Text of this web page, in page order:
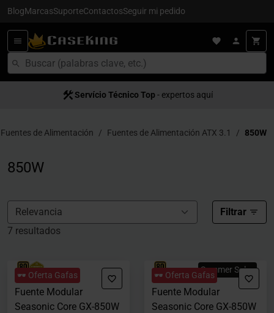
BlogMarcasSuporteContactosSeguir mi pedido
Servício Técnico Top - expertos aquí
Fuentes de Alimentación Fuentes de Alimentación ATX 3.1 850W
850W
Filtrar
7 resultados
🕶️ Oferta Gafas
Fuente Modular
Seasonic Core GX-850W
🕶️ Oferta Gafas
Summer Sales
Fuente Modular
Seasonic Core GX-850W